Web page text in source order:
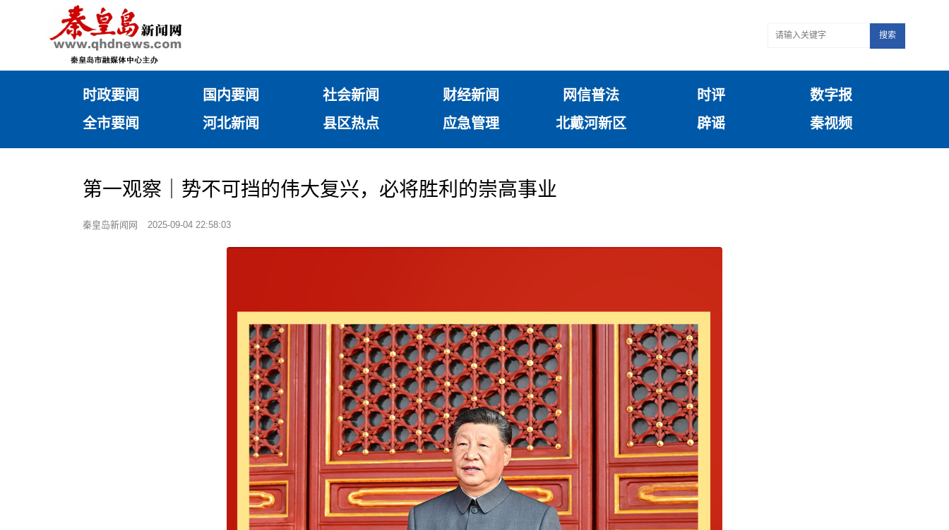
搜索
时政要闻 国内要闻 社会新闻 财经新闻 网信普法 时评
数字报
全市要闻
河北新闻 县区热点 应急管理 北戴河新区 辟谣 秦视频
第一观察｜势不可挡的伟大复兴，必将胜利的崇高事业
秦皇岛新闻网 2025-09-04 22:58:03